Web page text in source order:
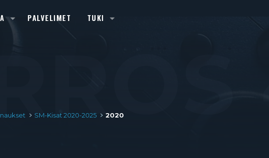
PALVELIMET TUKI
4
SM-Kisat 2020-2025 2020